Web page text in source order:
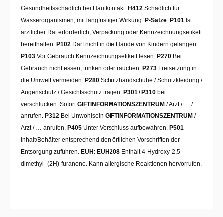
Gesundheitsschädlich bei Hautkontakt. H412 Schädlich für
Wasserorganismen, mit langfristiger Wirkung. P-Sätze: P101 Ist
ärztlicher Rat erforderlich, Verpackung oder Kennzeichnungsetikett
bereithalten. P102 Darf nicht in die Hände von Kindern gelangen.
P103 Vor Gebrauch Kennzeichnungsetikett lesen. P270 Bei
Gebrauch nicht essen, trinken oder rauchen. P273 Freisetzung in
die Umwelt vermeiden. P280 Schutzhandschuhe / Schutzkleidung /
Augenschutz / Gesichtsschutz tragen. P301+P310 bei
verschlucken: SofortGIFTINFORMATIONSZENTRUM / Arzt / … /
anrufen. P312 Bei Unwohlsein GIFTINFORMATIONSZENTRUM /
Arzt / … anrufen. P405 Unter Verschluss aufbewahren. P501
Inhalt/Behälter entsprechend den örtlichen Vorschriften der
Entsorgung zuführen. EUH : EUH208 Enthält 4-Hydroxy-2,5-
dimethyl- (2H)-furanone. Kann allergische Reaktionen hervorrufen.